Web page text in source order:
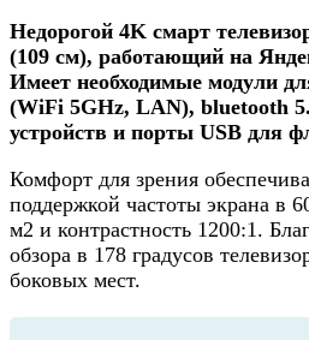
Недорогой 4K смарт
(109 см), работающий на
Имеет необходимые модули
(WiFi 5GHz, LAN), bluetooth
устройств и порты USB для
Комфорт для зрения
поддержкой частоты экрана в
м2 и контрастность 1200:1.
обзора в 178 градусов
боковых мест.